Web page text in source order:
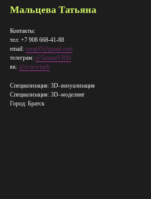
Мальцева Татьяна
Контакты:
тел: +7 908 668-41-88
email: snog45@gmail.com
телеграм: @TatianaVRM
вк: @st.newmeb
Специализация: 3D–визуализация
Специализация: 3D–​моделинг
Город: Братск